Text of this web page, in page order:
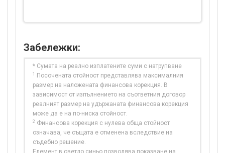
Забележки:
* Сумата на реално изплатените суми с натрупване
1
Посочената стойност представлява максималния
размер на наложената финансова корекция. В
зависимост от изпълнението на съответния договор
реалният размер на удържаната финансова корекция
може да е на по-ниска стойност.
2 Финансова корекция с нулева обща стойност
означава, че същата е отменена вследствие на
съдебно решение.
Елемент в светло синьо позволява показване на